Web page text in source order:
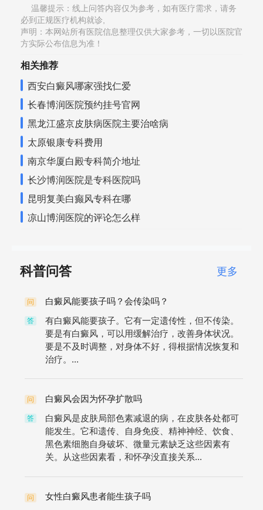
温馨提示：线上问答内容仅为参考，如有医疗需求，请务
必到正规医疗机构就诊,
声明：本网站所有医院信息整理仅供大家参考，一切以医院官
方实际公布信息为准！
相关推荐
西安白癜风哪家强找仁爱
长春博润医院预约挂号官网
黑龙江盛京皮肤病医院主要治啥病
太原银康专科费用
南京华厦白殿专科简介地址
长沙博润医院是专科医院吗
昆明复美白癫风专科在哪
凉山博润医院的评论怎么样
科普问答 更多
问 白癜风能要孩子吗？会传染吗？
答
有白癜风能要孩子。它有一定遗传性，但不传染。
要是有白癜风，可以用缓解治疗，改善身体状况。
要是不及时调整，对身体不好，得根据情况恢复和
治疗。...
问 白癜风会因为怀孕扩散吗
答
白癜风是皮肤局部色素减退的病，在皮肤各处都可
能发生。它和遗传、自身免疫、精神神经、饮食、
黑色素细胞自身破坏、微量元素缺乏这些因素有
关。从这些因素看，和怀孕没直接关系...
问 女性白癜风患者能生孩子吗